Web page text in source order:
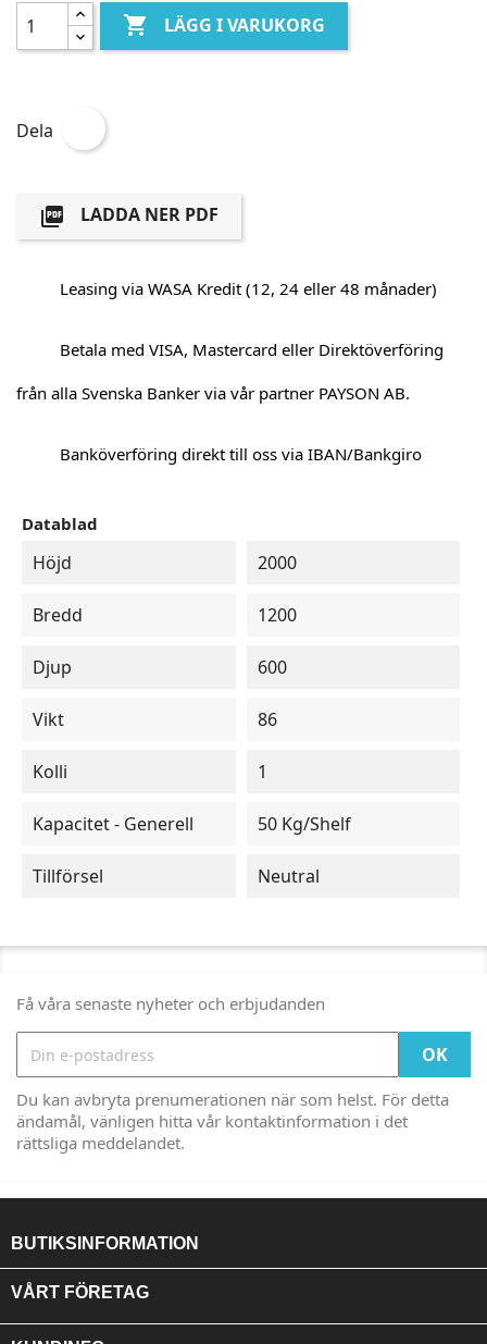
 LÄGG I VARUKORG
Dela
 LADDA NER PDF
Leasing via WASA Kredit (12, 24 eller 48 månader)
Betala med VISA, Mastercard eller Direktöverföring
från alla Svenska Banker via vår partner PAYSON AB.
Banköverföring direkt till oss via IBAN/Bankgiro
Datablad
Höjd 2000
Bredd 1200
Djup 600
Vikt 86
Kolli 1
Kapacitet - Generell 50 Kg/shelf
Tillförsel Neutral
Få våra senaste nyheter och erbjudanden
Du kan avbryta prenumerationen när som helst. För detta
ändamål, vänligen hitta vår kontaktinformation i det
rättsliga meddelandet.
BUTIKSINFORMATION
VÅRT FÖRETAG